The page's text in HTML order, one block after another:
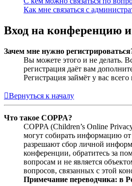
Как мне связаться с
Вход на конференцию
Зачем мне нужно
Вы можете этого и не делать.
регистрация даёт вам
Регистрация займёт у вас
Вернуться к началу
Что такое COPPA?
COPPA (Children’s Online
могут собирать информацию
разрешают сбор личной
конференции, обратитесь за
вопросам и не является
вопросов, связанных с этой
Примечание переводчика: в